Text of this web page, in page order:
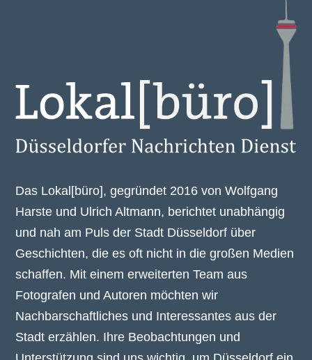
Das Lokal[büro], gegründet 2016 von Wolfgang
Harste und Ulrich Altmann, berichtet unabhängig
und nah am Puls der Stadt Düsseldorf über
Geschichten, die es oft nicht in die großen Medien
schaffen. Mit einem erweiterten Team aus
Fotografen und Autoren möchten wir
Nachbarschaftliches und Interessantes aus der
Stadt erzählen. Ihre Beobachtungen und